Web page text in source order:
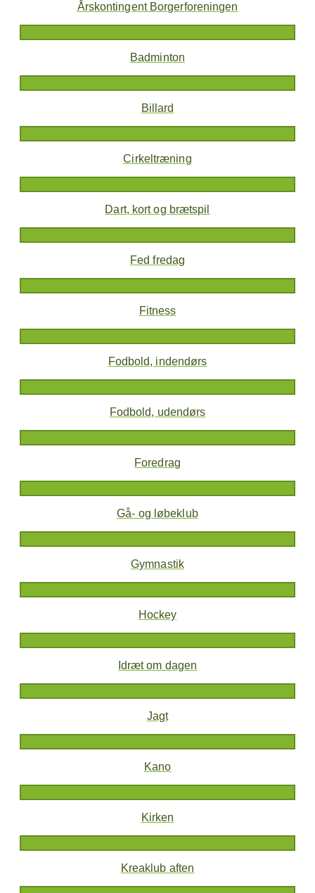
Årskontingent Borgerforeningen
Badminton
Billard
Cirkeltræning
Dart, kort og brætspil
Fed fredag
Fitness
Fodbold, indendørs
Fodbold, udendørs
Foredrag
Gå- og løbeklub
Gymnastik
Hockey
Idræt om dagen
Jagt
Kano
Kirken
Kreaklub aften